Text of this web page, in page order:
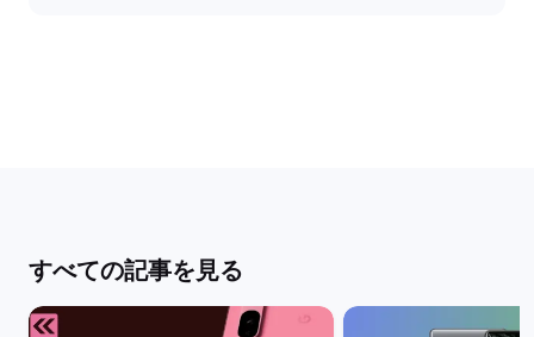
すべての記事を見る